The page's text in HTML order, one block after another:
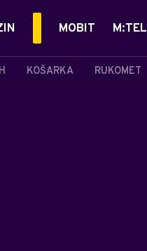
KOŠARKA RUKOMET
MOBIT M:TEL